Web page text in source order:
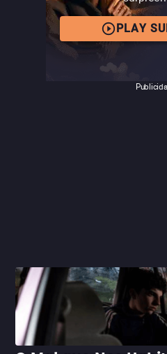
cinema se aproveita de
enxerga um relacionamento
de um crime; e como a
abate sobre essas pessoas,
existem. É um filme maduro,
PLAY